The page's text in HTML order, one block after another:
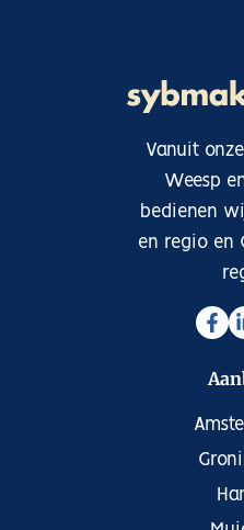
Vanuit
Weesp
bedienen
en regio en